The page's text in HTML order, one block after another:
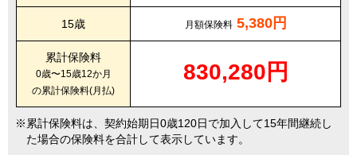
15歳 月額保険料 5,380円
累計保険料
0歳〜15歳12か月
の累計保険料(月払)
830,280円
累計保険料は、契約始期日0歳120日で加入して15年間継続し
た場合の保険料を合計して表示しています。